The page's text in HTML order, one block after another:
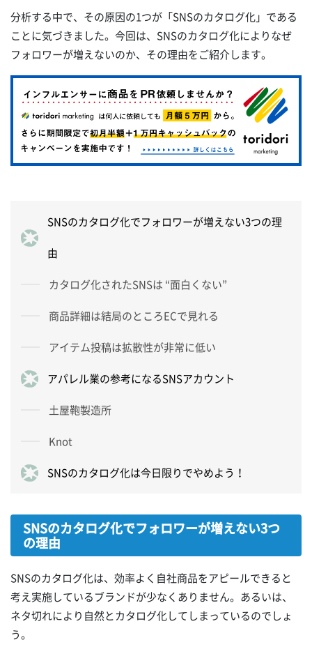
分析する中で、その原因の1つが「SNSのカタログ化」である
ことに気づきました。今回は、SNSのカタログ化によりなぜ
フォロワーが増えないのか、その理由をご紹介します。
SNSのカタログ化でフォロワーが増えない3つの理
由
カタログ化されたSNSは “面白くない”
商品詳細は結局のところECで見れる
アイテム投稿は拡散性が非常に低い
アパレル業の参考になるSNSアカウント
土屋鞄製造所
Knot
SNSのカタログ化は今日限りでやめよう！
SNSのカタログ化でフォロワーが増えない3つ
の理由
SNSのカタログ化は、効率よく自社商品をアピールできると
考え実施しているブランドが少なくありません。あるいは、
ネタ切れにより自然とカタログ化してしまっているのでしょ
う。